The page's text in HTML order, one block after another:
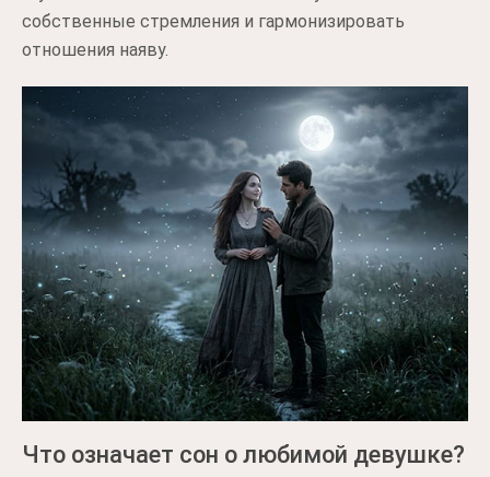
собственные стремления и гармонизировать
отношения наяву.
Что означает сон о любимой девушке?